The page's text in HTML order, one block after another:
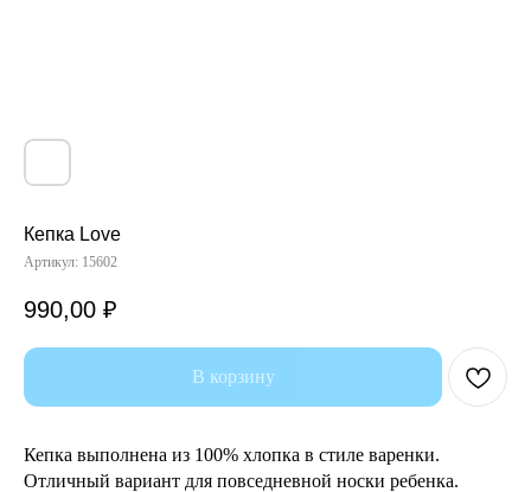
Кепка Love
Артикул: 15602
990,00 ₽
В корзину
Кепка выполнена из 100% хлопка в стиле варенки.
Отличный вариант для повседневной носки ребенка.